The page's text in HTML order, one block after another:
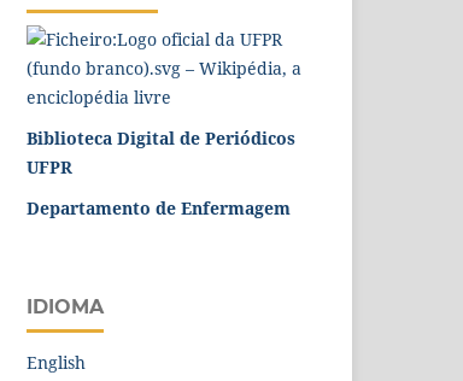
Biblioteca Digital de Periódicos
UFPR
Departamento de Enfermagem
IDIOMA
English